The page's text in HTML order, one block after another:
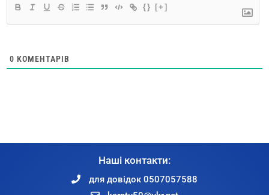
{} [+]
0 КОМЕНТАРІВ
Наші контакти:
для довідок 0507057588